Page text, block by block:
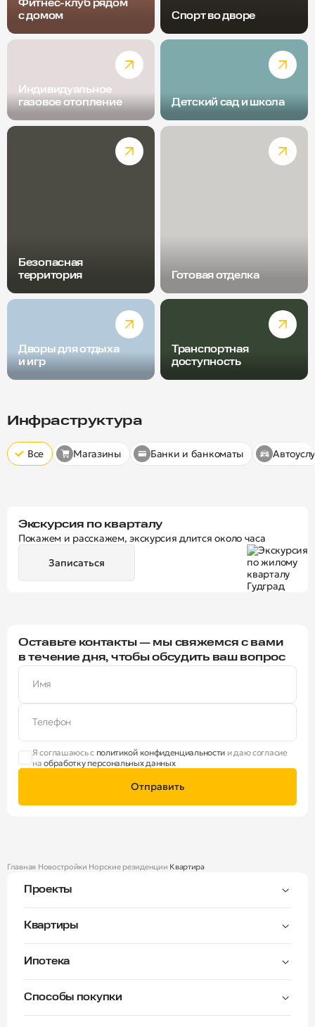
Фитнес-клуб рядом
с домом
Спорт во дворе
Индивидуальное
газовое отопление
Детский сад и школа
Безопасная
территория
Готовая отделка
Дворы для отдыха
и игр
Транспортная
доступность
Инфраструктура
Все Магазины Банки и банкоматы
Экскурсия по кварталу
Покажем и расскажем, экскурсия длится около часа
Записаться
Оставьте контакты — мы свяжемся с вами
в течение дня, чтобы обсудить ваш вопрос
Имя
Телефон
Я соглашаюсь с политикой конфиденциальности и даю согласие
наобработку персональных данных
Отправить
Главная Новостройки Норские резиденции Квартира
Проекты
Тверицы
Норские резиденции
Квартиры
Окна на две стороны
Ипотека
Способы покупки